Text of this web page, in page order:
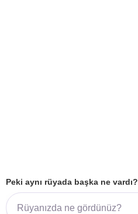
Peki aynı rüyada başka ne vardı?